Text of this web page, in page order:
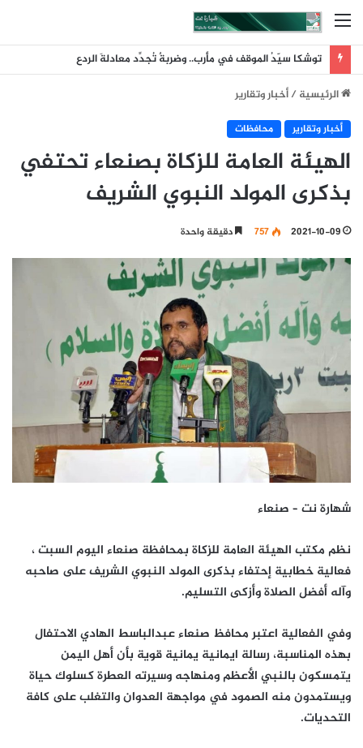
القائمة
توشكا سيّدُ الموقف في مأرب.. وضربةٌ تُجدِّد معادلةَ الردع
الرئيسية/أخبار وتقارير
أخبار وتقارير محافظات
الهيئة العامة للزكاة بصنعاء تحتفي
بذكرى المولد النبوي الشريف
2021-10-09
757 دقيقة واحدة
شهارة نت – صنعاء
نظم مكتب الهيئة العامة للزكاة بمحافظة صنعاء اليوم السبت ،
فعالية خطابية إحتفاء بذكرى المولد النبوي الشريف على صاحبه
وآله أفضل الصلاة وأزكى التسليم.
وفي الفعالية اعتبر محافظ صنعاء عبدالباسط الهادي الاحتفال
بهذه المناسبة، رسالة ايمانية يمانية قوية بأن أهل اليمن
يتمسكون بالنبي الأعظم ومنهاجه وسيرته العطرة كسلوك حياة
ويستمدون منه الصمود في مواجهة العدوان والتغلب على كافة
التحديات.